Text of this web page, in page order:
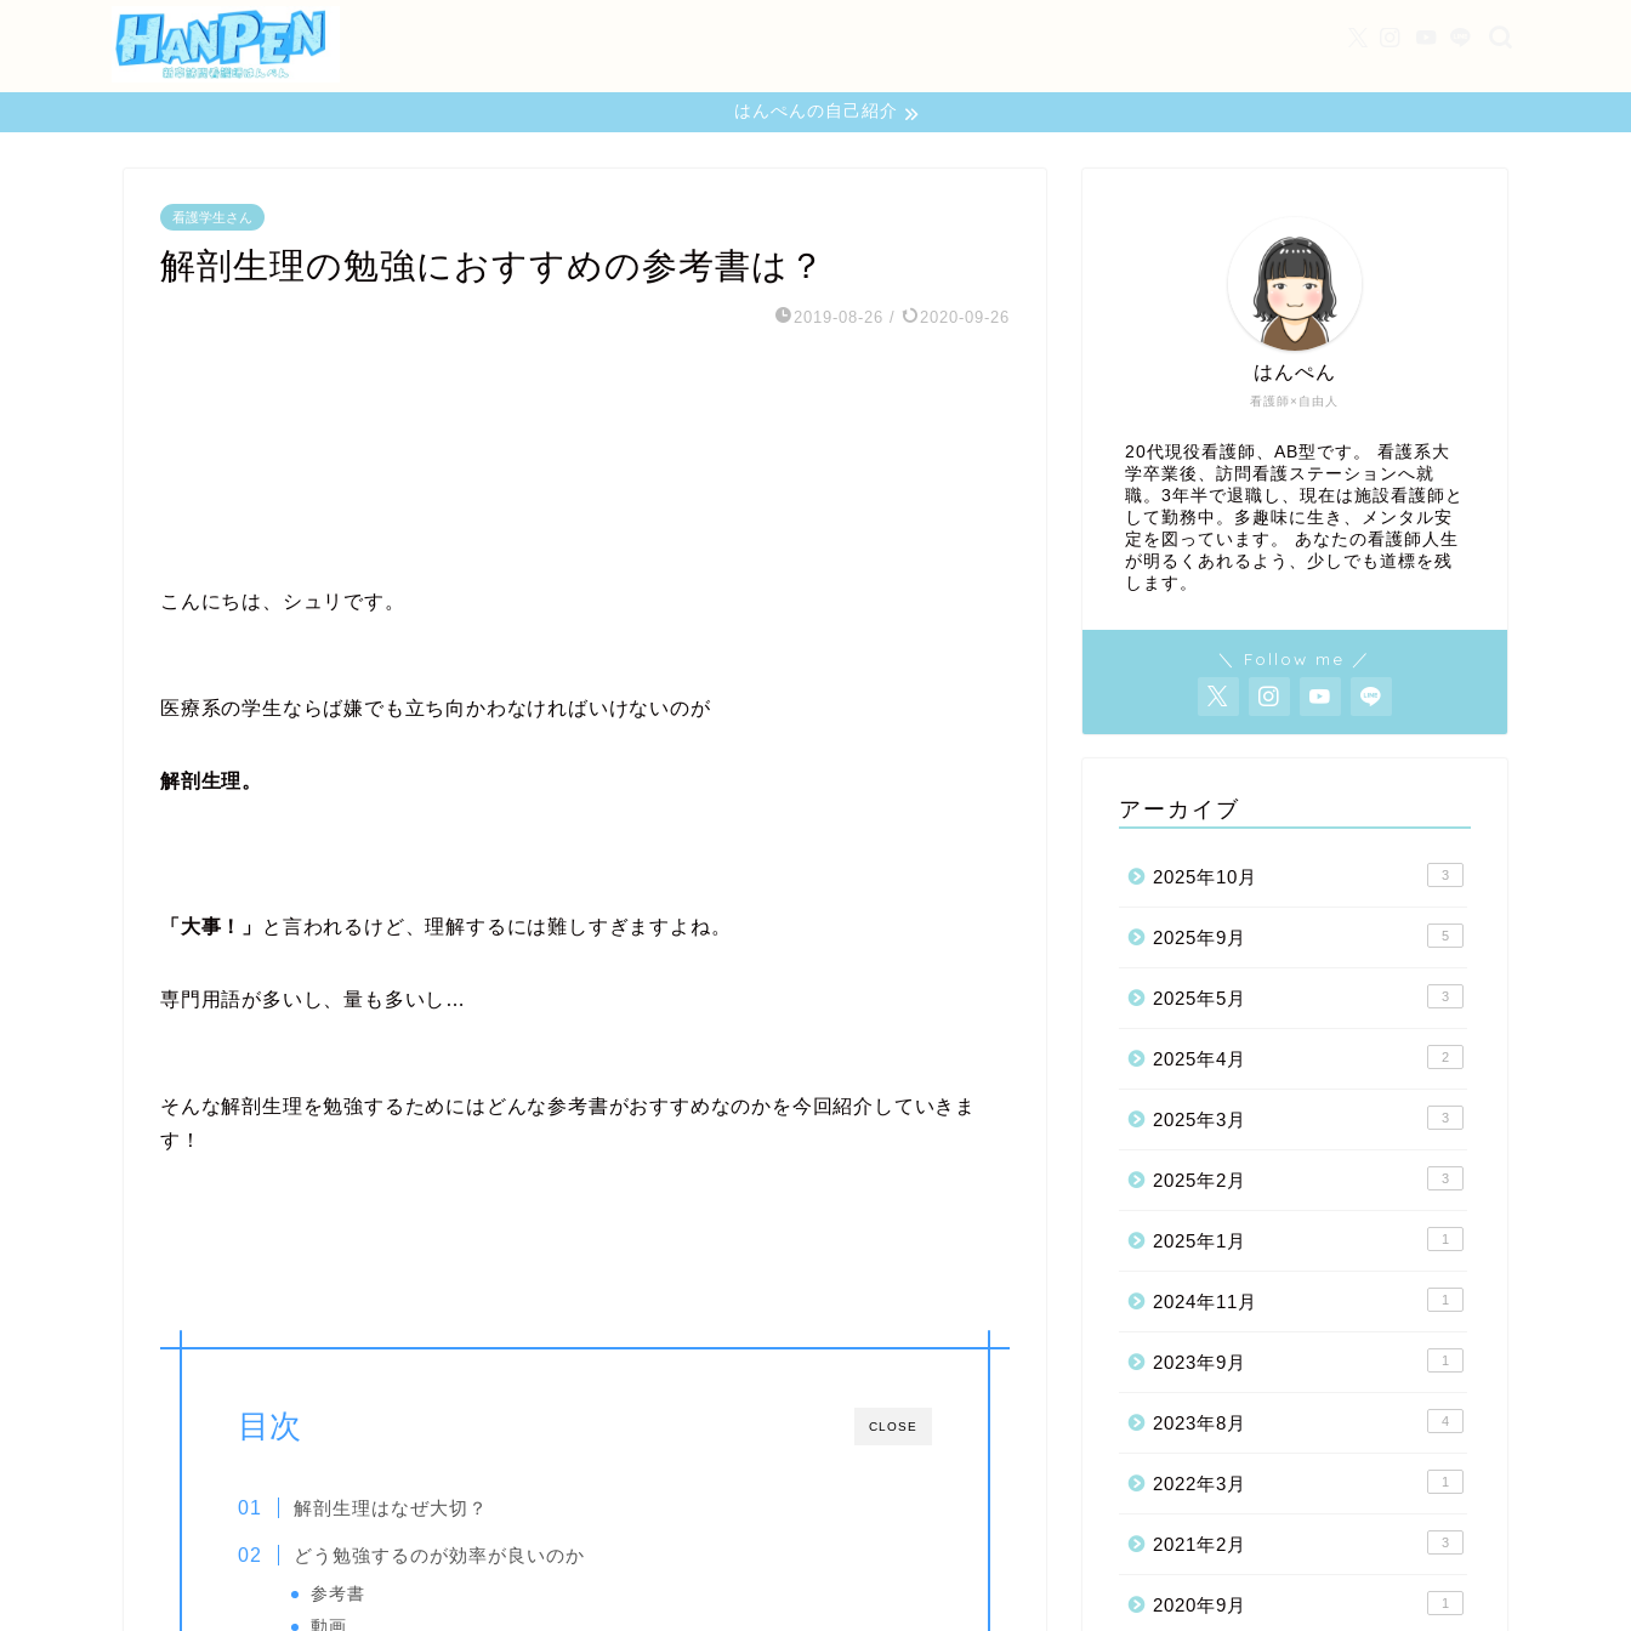
はんぺんの自己紹介
看護学生さん
解剖生理の勉強におすすめの参考書は？
2019-08-26 / 2020-09-26
こんにちは、シュリです。
医療系の学生ならば嫌でも立ち向かわなければいけないのが
解剖生理。
「大事！」 と言われるけど、理解するには難しすぎますよね。
専門用語が多いし、量も多いし…
そんな解剖生理を勉強するためにはどんな参考書がおすすめなのかを今回紹介していきま
す！
CLOSE
目次
解剖生理はなぜ大切？
どう勉強するのが効率が良いのか
参考書
動画
看護師×自由人
はんぺん
20代現役看護師、AB型です。 看護系大
学卒業後、訪問看護ステーションへ就
職。3年半で退職し、現在は施設看護師と
して勤務中。多趣味に生き、メンタル安
定を図っています。 あなたの看護師人生
が明るくあれるよう、少しでも道標を残
します。
＼ Follow me ／
アーカイブ
2025年10月 3
2025年9月 5
2025年5月 3
2025年4月 2
2025年3月 3
2025年2月 3
2025年1月 1
2024年11月 1
2023年9月 1
2023年8月 4
2022年3月 1
2021年2月 3
2020年9月 1